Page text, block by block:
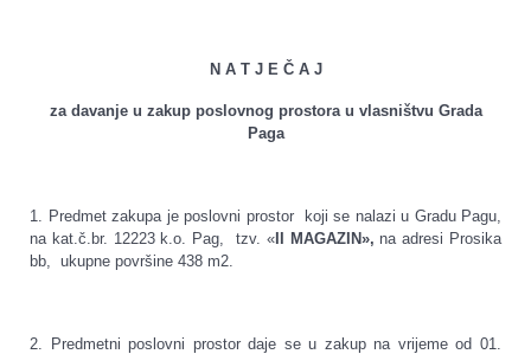
N A T J E Č A J
za davanje u zakup poslovnog prostora u vlasništvu Grada
Paga
1. Predmet zakupa je poslovni prostor koji se nalazi u Gradu Pagu,
na kat.č.br. 12223 k.o. Pag, tzv. «II MAGAZIN», na adresi Prosika
bb, ukupne površine 438 m2.
2. Predmetni poslovni prostor daje se u zakup na vrijeme od 01.